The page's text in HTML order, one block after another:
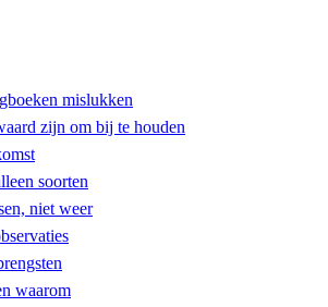
mislukken
zijn om bij te houden
soorten
niet weer
waarom